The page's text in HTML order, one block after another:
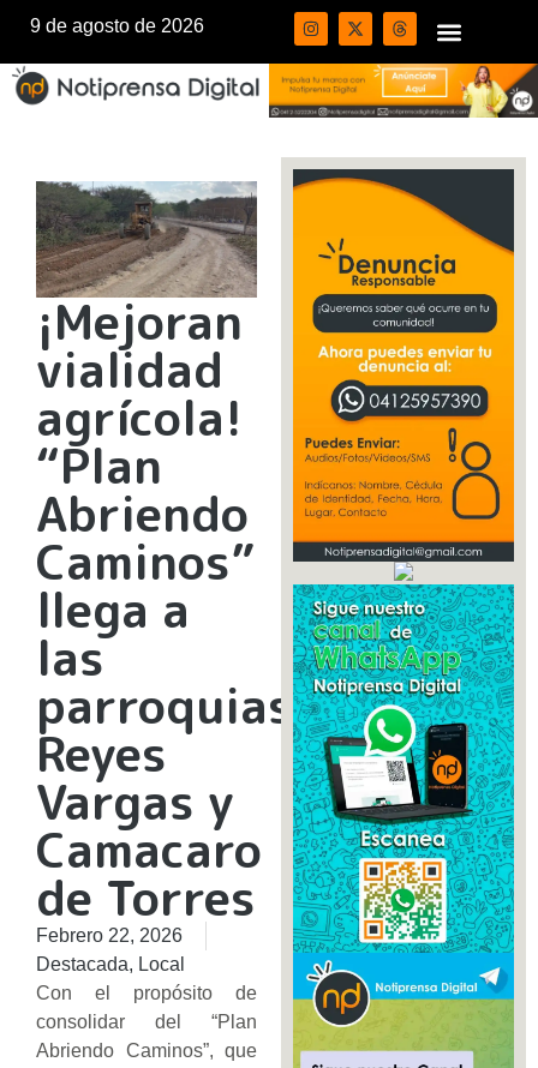
9 de agosto de 2026
¡Mejoran
vialidad
agrícola!
“Plan
Abriendo
Caminos”
llega a
las
parroquias
Reyes
Vargas y
Camacaro
de Torres
Febrero 22, 2026
Destacada, Local
Con el propósito de
consolidar del “Plan
Abriendo Caminos”, que